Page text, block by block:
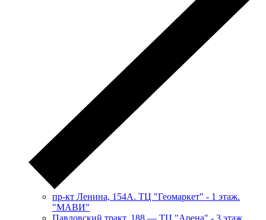
пр-кт Ленина, 154А. ТЦ "Геомаркет" - 1 этаж.
"МАВИ"